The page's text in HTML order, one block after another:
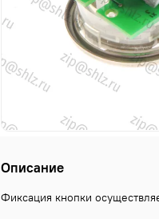
Описание
Фиксация кнопки